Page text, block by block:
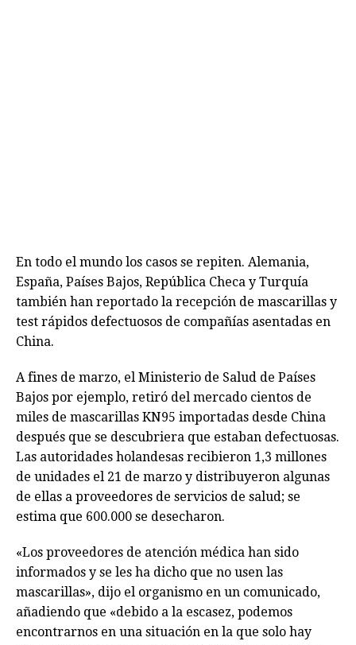
En todo el mundo los casos se repiten. Alemania,
España, Países Bajos, República Checa y Turquía
también han reportado la recepción de mascarillas y
test rápidos defectuosos de compañías asentadas en
China.
A fines de marzo, el Ministerio de Salud de Países
Bajos por ejemplo, retiró del mercado cientos de
miles de mascarillas KN95 importadas desde China
después que se descubriera que estaban defectuosas.
Las autoridades holandesas recibieron 1,3 millones
de unidades el 21 de marzo y distribuyeron algunas
de ellas a proveedores de servicios de salud; se
estima que 600.000 se desecharon.
«Los proveedores de atención médica han sido
informados y se les ha dicho que no usen las
mascarillas», dijo el organismo en un comunicado,
añadiendo que «debido a la escasez, podemos
encontrarnos en una situación en la que solo hay